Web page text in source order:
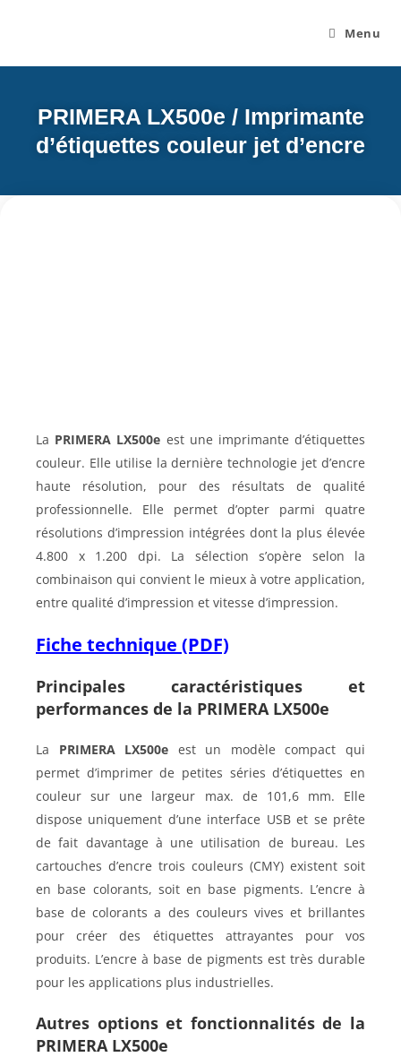
Menu
PRIMERA LX500e / Imprimante
d’étiquettes couleur jet d’encre
La PRIMERA LX500e est une imprimante d’étiquettes
couleur. Elle utilise la dernière technologie jet d’encre
haute résolution, pour des résultats de qualité
professionnelle. Elle permet d’opter parmi quatre
résolutions d’impression intégrées dont la plus élevée
4.800 x 1.200 dpi. La sélection s’opère selon la
combinaison qui convient le mieux à votre application,
entre qualité d’impression et vitesse d’impression.
Fiche technique (PDF)
Principales caractéristiques et
performances de la PRIMERA LX500e
La PRIMERA LX500e est un modèle compact qui
permet d’imprimer de petites séries d’étiquettes en
couleur sur une largeur max. de 101,6 mm. Elle
dispose uniquement d’une interface USB et se prête
de fait davantage à une utilisation de bureau. Les
cartouches d’encre trois couleurs (CMY) existent soit
en base colorants, soit en base pigments. L’encre à
base de colorants a des couleurs vives et brillantes
pour créer des étiquettes attrayantes pour vos
produits. L’encre à base de pigments est très durable
pour les applications plus industrielles.
Autres options et fonctionnalités de la
PRIMERA LX500e